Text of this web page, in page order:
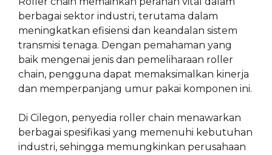
berbagai sektor industri, terutama dalam
meningkatkan efisiensi dan keandalan sistem
transmisi tenaga. Dengan pemahaman yang
baik mengenai jenis dan pemeliharaan roller
chain, pengguna dapat memaksimalkan kinerja
dan memperpanjang umur pakai komponen ini.
Di Cilegon, penyedia roller chain menawarkan
berbagai spesifikasi yang memenuhi kebutuhan
industri, sehingga memungkinkan perusahaan